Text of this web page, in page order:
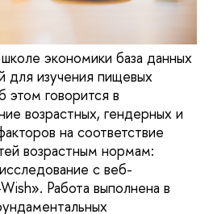
экономики база данных
для изучения пищевых
этом говорится в
возрастных, гендерных и
на соответствие
возрастным нормам:
с веб-
Работа выполнена в